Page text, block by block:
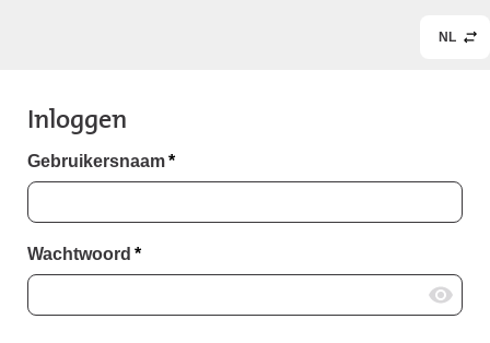
NL
Inloggen
Gebruikersnaam*
Wachtwoord *